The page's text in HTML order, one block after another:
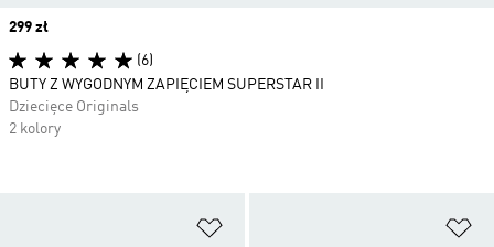
Price
299 zł
(6)
BUTY Z WYGODNYM ZAPIĘCIEM SUPERSTAR II
Dziecięce Originals
2 kolory